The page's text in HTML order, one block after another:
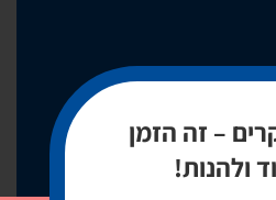
– זה הזמן
ולהנות!